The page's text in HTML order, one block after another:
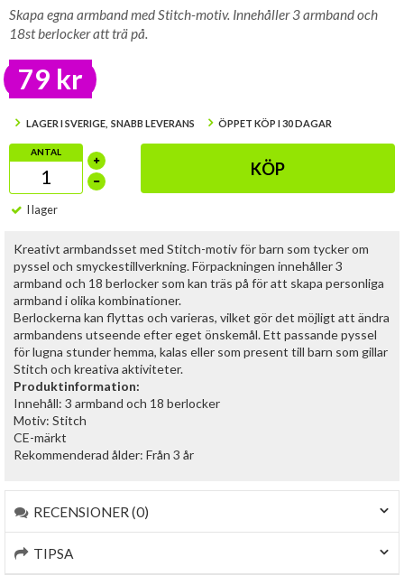
Skapa egna armband med Stitch-motiv. Innehåller 3 armband och
18st berlocker att trä på.
79 kr
LAGER I SVERIGE, SNABB LEVERANS ÖPPET KÖP I 30 DAGAR
ANTAL
KÖP
I lager
Kreativt armbandsset med Stitch-motiv för barn som tycker om
pyssel och smyckestillverkning. Förpackningen innehåller 3
armband och 18 berlocker som kan träs på för att skapa personliga
armband i olika kombinationer.
Berlockerna kan flyttas och varieras, vilket gör det möjligt att ändra
armbandens utseende efter eget önskemål. Ett passande pyssel
för lugna stunder hemma, kalas eller som present till barn som gillar
Stitch och kreativa aktiviteter.
Produktinformation:
Innehåll: 3 armband och 18 berlocker
Motiv: Stitch
CE-märkt
Rekommenderad ålder: Från 3 år
RECENSIONER (0)
TIPSA